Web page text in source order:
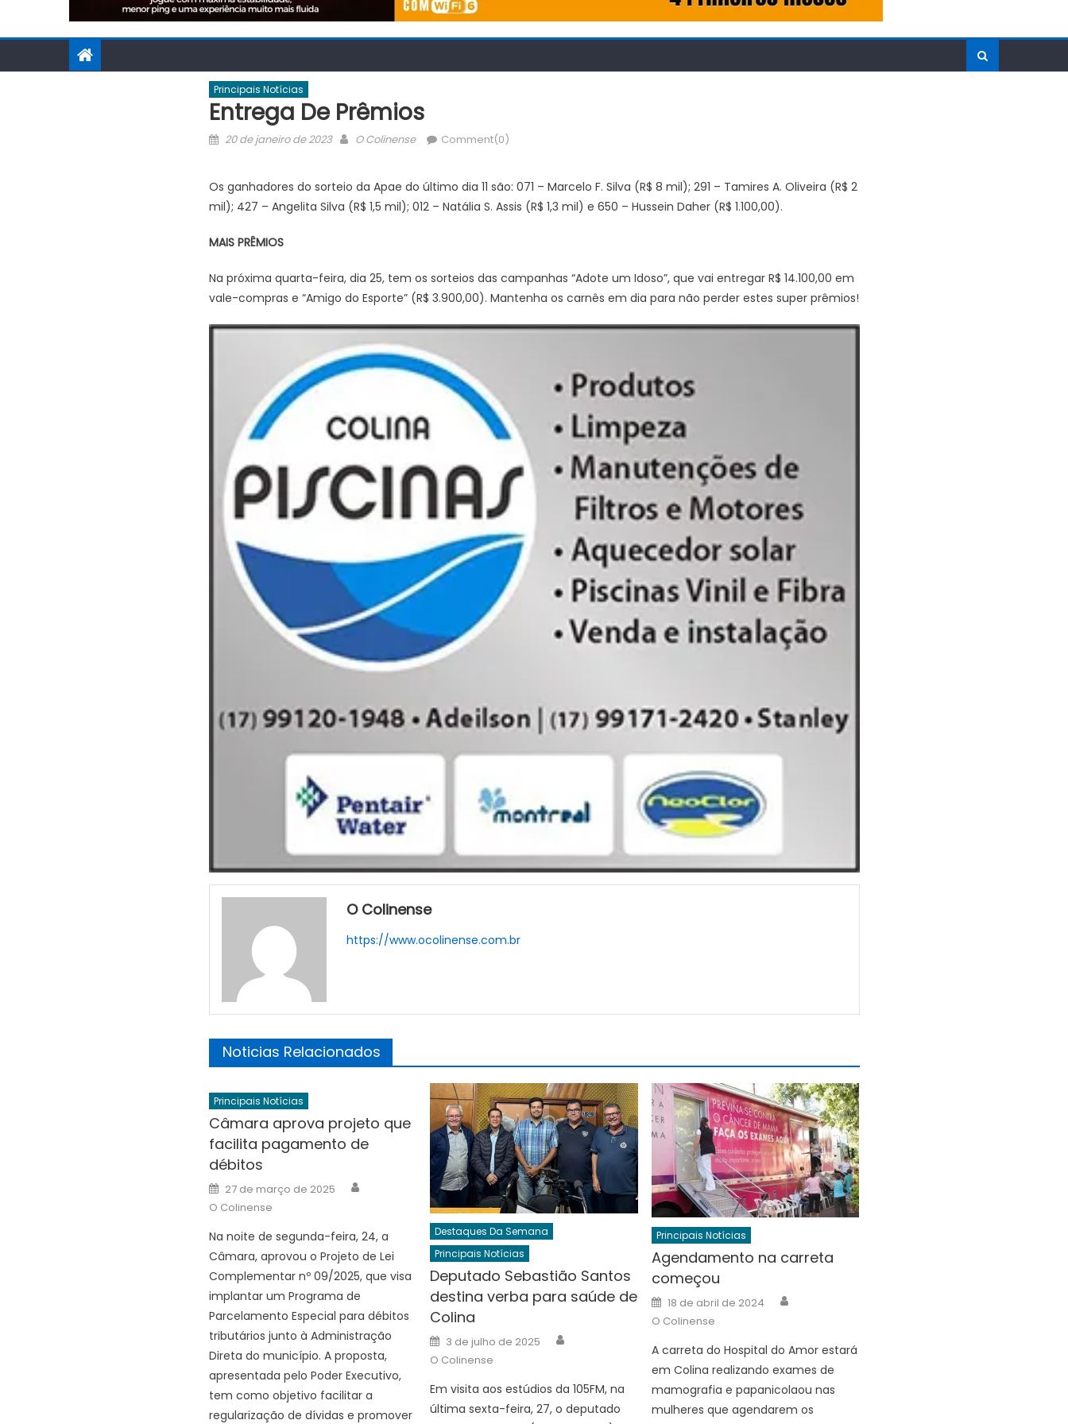
Principais Notícias
Entrega De Prêmios
Posted
20 de janeiro de 2023 Author
O Colinense Comment(0)
Os ganhadores do sorteio da Apae do último dia 11 são: 071 – Marcelo F. Silva (R$ 8 mil); 291 – Tamires A. Oliveira (R$ 2
mil); 427 – Angelita Silva (R$ 1,5 mil); 012 – Natália S. Assis (R$ 1,3 mil) e 650 – Hussein Daher (R$ 1.100,00).
MAIS PRÊMIOS
Na próxima quarta-feira, dia 25, tem os sorteios das campanhas “Adote um Idoso”, que vai entregar R$ 14.100,00 em
vale-compras e “Amigo do Esporte” (R$ 3.900,00). Mantenha os carnês em dia para não perder estes super prêmios!
O Colinense
https://www.ocolinense.com.br
Noticias Relacionados
Principais Notícias
Câmara aprova projeto que
facilita pagamento de
débitos
Posted
on
27 de março de 2025
O Colinense
Na noite de segunda-feira, 24, a
Câmara, aprovou o Projeto de Lei
Complementar nº 09/2025, que visa
implantar um Programa de
Parcelamento Especial para débitos
tributários junto à Administração
Direta do município. A proposta,
apresentada pelo Poder Executivo,
tem como objetivo facilitar a
regularização de dívidas e promover
Destaques Da Semana
Principais Notícias
Deputado Sebastião Santos
destina verba para saúde de
Colina
Posted
on
3 de julho de 2025
O Colinense
Em visita aos estúdios da 105FM, na
última sexta-feira, 27, o deputado
Principais Notícias
Agendamento na carreta
começou
Posted
on
18 de abril de 2024
O Colinense
A carreta do Hospital do Amor estará
em Colina realizando exames de
mamografia e papanicolaou nas
mulheres que agendarem os